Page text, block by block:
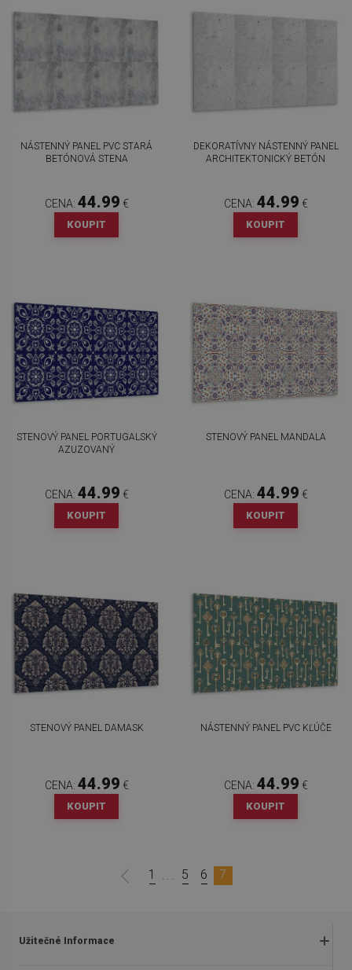
NÁSTENNÝ PANEL PVC STARÁ
BETÓNOVÁ STENA
CENA: 44.99 €
KOUPIT
DEKORATÍVNY NÁSTENNÝ PANEL
ARCHITEKTONICKÝ BETÓN
CENA: 44.99 €
KOUPIT
STENOVÝ PANEL PORTUGALSKÝ
AZUZOVANÝ
CENA: 44.99 €
KOUPIT
STENOVÝ PANEL MANDALA
CENA: 44.99 €
KOUPIT
STENOVÝ PANEL DAMASK
CENA: 44.99 €
KOUPIT
NÁSTENNÝ PANEL PVC KĽÚČE
CENA: 44.99 €
KOUPIT
1 ... 5 6 7
Užitečné Informace